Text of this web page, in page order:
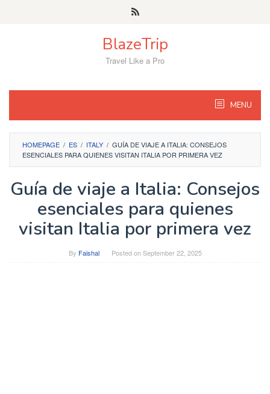
BlazeTrip
Travel Like a Pro
MENU
HOMEPAGE / ES / ITALY / GUÍA DE VIAJE A ITALIA: CONSEJOS
ESENCIALES PARA QUIENES VISITAN ITALIA POR PRIMERA VEZ
Guía de viaje a Italia: Consejos
esenciales para quienes
visitan Italia por primera vez
By Faishal Posted onSeptember 22, 2025